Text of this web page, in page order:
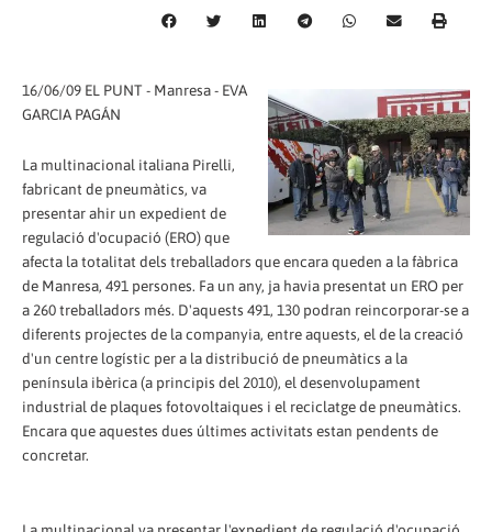
16/06/09 EL PUNT - Manresa - EVA
GARCIA PAGÁN
La multinacional italiana Pirelli,
fabricant de pneumàtics, va
presentar ahir un expedient de
regulació d'ocupació (ERO) que
afecta la totalitat dels treballadors que encara queden a la fàbrica
de Manresa, 491 persones. Fa un any, ja havia presentat un ERO per
a 260 treballadors més. D'aquests 491, 130 podran reincorporar-se a
diferents projectes de la companyia, entre aquests, el de la creació
d'un centre logístic per a la distribució de pneumàtics a la
península ibèrica (a principis del 2010), el desenvolupament
industrial de plaques fotovoltaiques i el reciclatge de pneumàtics.
Encara que aquestes dues últimes activitats estan pendents de
concretar.